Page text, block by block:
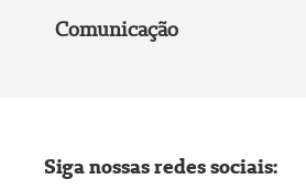
Comunicação
Siga nossas redes sociais: